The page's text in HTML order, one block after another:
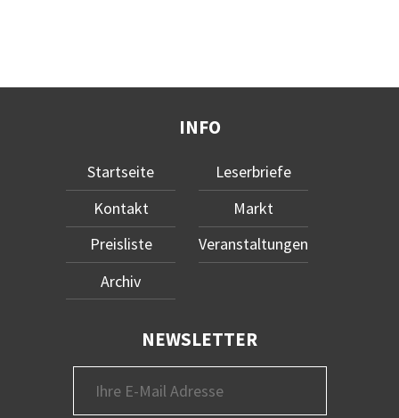
INFO
Startseite
Kontakt
Preisliste
Archiv
Leserbriefe
Markt
Veranstaltungen
NEWSLETTER